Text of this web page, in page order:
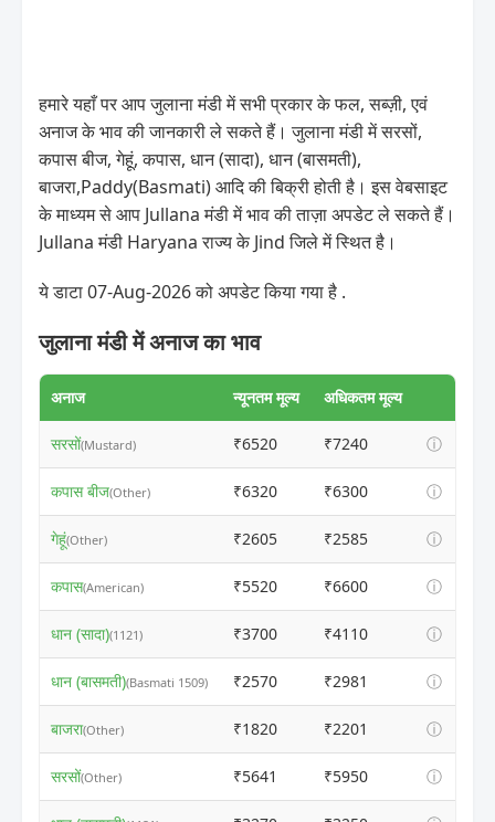
हमारे यहाँ पर आप जुलाना मंडी में सभी प्रकार के फल, सब्ज़ी, एवं
अनाज के भाव की जानकारी ले सकते हैं। जुलाना मंडी में सरसों,
कपास बीज, गेहूं, कपास, धान (सादा), धान (बासमती),
बाजरा,Paddy(Basmati) आदि की बिक्री होती है। इस वेबसाइट
के माध्यम से आप Jullana मंडी में भाव की ताज़ा अपडेट ले सकते हैं।
Jullana मंडी Haryana राज्य के Jind जिले में स्थित है।
ये डाटा 07-Aug-2026 को अपडेट किया गया है .
जुलाना मंडी में अनाज का भाव
अनाज न्यूनतम मूल्य अधिकतम मूल्य
सरसों(Mustard) ₹6520 ₹7240 ⓘ
कपास बीज(Other) ₹6320 ₹6300 ⓘ
गेहूं(Other) ₹2605 ₹2585 ⓘ
कपास(American) ₹5520 ₹6600 ⓘ
धान (सादा)(1121) ₹3700 ₹4110 ⓘ
धान (बासमती)(Basmati 1509) ₹2570 ₹2981 ⓘ
बाजरा(Other) ₹1820 ₹2201 ⓘ
सरसों(Other) ₹5641 ₹5950 ⓘ